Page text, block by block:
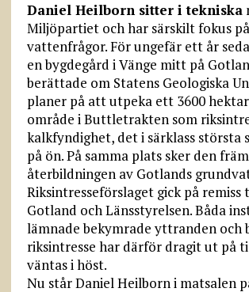
Daniel Heilborn sitter i tekniska
Miljöpartiet och har särskilt fokus på
vattenfrågor. För ungefär ett år
en bygdegård i Vänge mitt på
berättade om Statens Geologiska
planer på att utpeka ett 3600
område i Buttletrakten som
kalkfyndighet, det i särklass största
på ön. På samma plats sker den
återbildningen av Gotlands
Riksintresseförslaget gick på remiss
Gotland och Länsstyrelsen. Båda
lämnade bekymrade yttranden och
riksintresse har därför dragit ut på
väntas i höst.
Nu står Daniel Heilborn i matsalen